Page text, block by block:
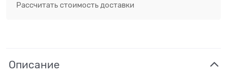
Рассчитать стоимость доставки
Описание